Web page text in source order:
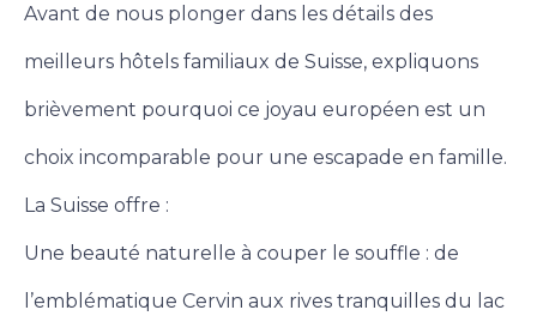
Avant de nous plonger dans les détails des
meilleurs hôtels familiaux de Suisse, expliquons
brièvement pourquoi ce joyau européen est un
choix incomparable pour une escapade en famille.
La Suisse offre :
Une beauté naturelle à couper le souffle : de
l’emblématique Cervin aux rives tranquilles du lac